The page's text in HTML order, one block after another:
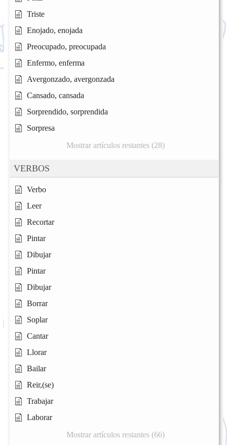
Triste
Enojado, enojada
Preocupado, preocupada
Enfermo, enferma
Avergonzado, avergonzada
Cansado, cansada
Sorprendido, sorprendida
Sorpresa
Mostrar artículos restantes (28)
VERBOS
Verbo
Leer
Recortar
Pintar
Dibujar
Pintar
Dibujar
Borrar
Soplar
Cantar
Llorar
Bailar
Reir,(se)
Trabajar
Laborar
Mostrar artículos restantes (66)